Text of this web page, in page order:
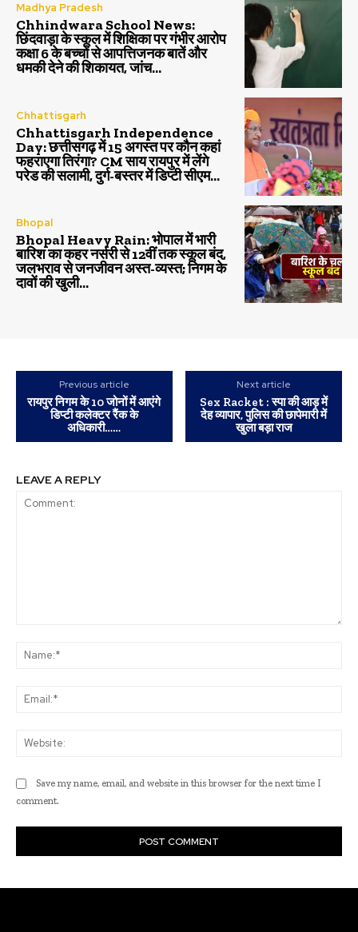
Madhya Pradesh
Chhindwara School News:
छिंदवाड़ा के स्कूल में शिक्षिका पर गंभीर आरोप
कक्षा 6 के बच्चों से आपत्तिजनक बातें और
धमकी देने की शिकायत, जांच...
Chhattisgarh
Chhattisgarh Independence
Day: छत्तीसगढ़ में 15 अगस्त पर कौन कहां
फहराएगा तिरंगा? CM साय रायपुर में लेंगे
परेड की सलामी, दुर्ग-बस्तर में डिप्टी सीएम...
Bhopal
Bhopal Heavy Rain: भोपाल में भारी
बारिश का कहर नर्सरी से 12वीं तक स्कूल बंद,
जलभराव से जनजीवन अस्त-व्यस्त; निगम के
दावों की खुली...
Previous article
रायपुर निगम के 10 जोनों में आएंगे
डिप्टी कलेक्टर रैंक के
अधिकारी……
Next article
Sex Racket : स्पा की आड़ में
देह व्यापार, पुलिस की छापेमारी में
खुला बड़ा राज
LEAVE A REPLY
Save my name, email, and website in this browser for the next time I
comment.